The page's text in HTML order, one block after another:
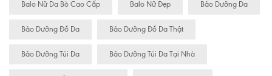
Balo Nữ Da Bò Cao Cấp Balo Nữ Đẹp Bảo Dưỡng Da
Bảo Dưỡng Đồ Da Bảo Dưỡng Đồ Da Thật
Bảo Dưỡng Túi Da Bảo Dưỡng Túi Da Tại Nhà